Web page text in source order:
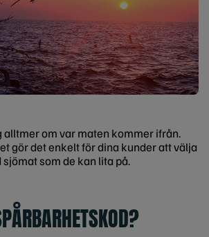
om var maten kommer ifrån.
gör det enkelt för dina kunder att välja
som de kan lita på.